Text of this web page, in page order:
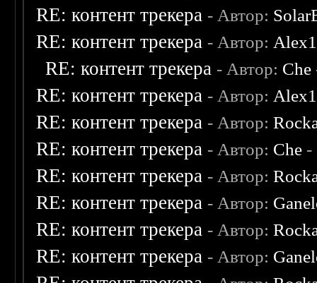
RE: контент трекера - Автор:
RE: контент трекера - Автор:
RE: контент трекера - Автор: Che
RE: контент трекера - Автор:
RE: контент трекера - Автор:
RE: контент трекера - Автор: Che -
RE: контент трекера - Автор:
RE: контент трекера - Автор:
RE: контент трекера - Автор:
RE: контент трекера - Автор: